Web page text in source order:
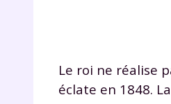
Le roi ne réalise
éclate en 1848.